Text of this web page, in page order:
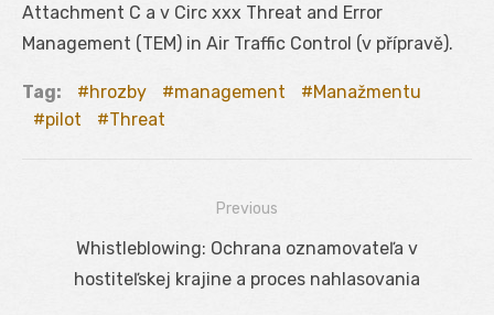
Attachment C a v Circ xxx Threat and Error
Management (TEM) in Air Traffic Control (v přípravě).
Tag: hrozby management
Manažmentu
pilot
Threat
Navigácia
Previous
PreviousWhistleblowing: Ochrana oznamovateľa v
hostiteľskej krajine a proces nahlasovania